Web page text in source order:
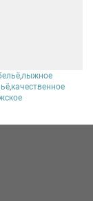
,лыжное
,качественное